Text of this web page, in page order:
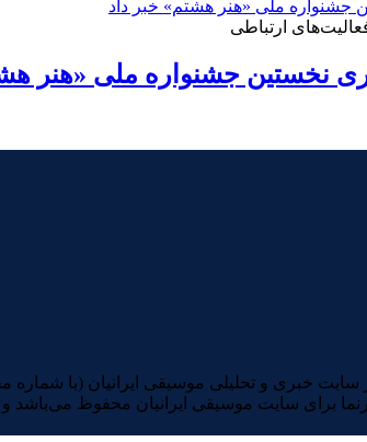
ارتباطی
نخستین جشنواره ملی «هنر
برای سایت موسیقی ایرانیان محفوظ